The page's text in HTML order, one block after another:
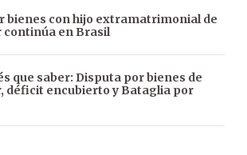
bienes con hijo extramatrimonial de
continúa en Brasil
que saber: Disputa por bienes de
déficit encubierto y Bataglia por